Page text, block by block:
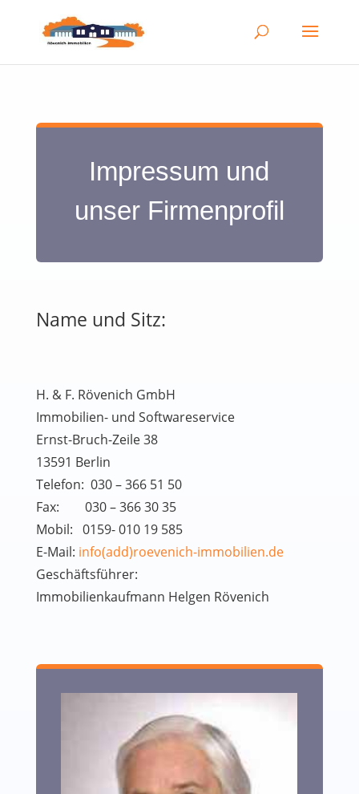
Impressum und
unser Firmenprofil
Name und Sitz:
H. & F. Rövenich GmbH
Immobilien- und Softwareservice
Ernst-Bruch-Zeile 38
13591 Berlin
Telefon: 030 – 366 51 50
Fax: 030 – 366 30 35
Mobil: 0159- 010 19 585
E-Mail: info(add)roevenich-immobilien.de
Geschäftsführer:
Immobilienkaufmann Helgen Rövenich